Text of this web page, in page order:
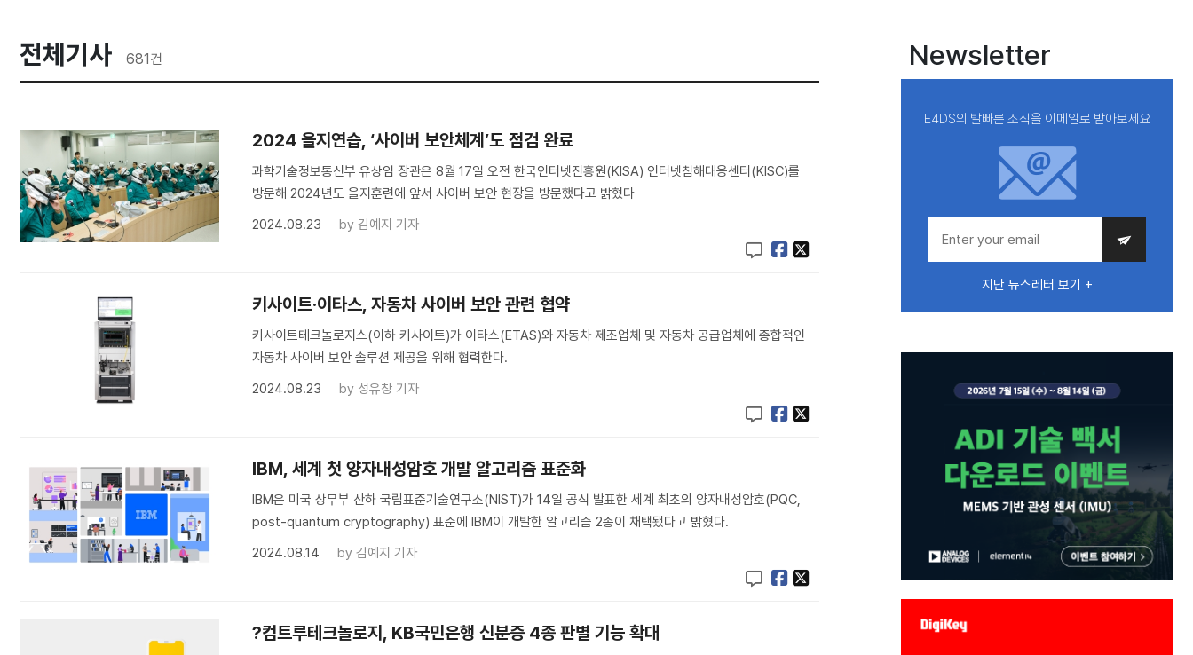
전체기사 681 건
2024 을지연습, ‘사이버 보안체계’도 점검 완료
과학기술정보통신부 유상임 장관은 8월 17일 오전 한국인터넷진흥원(KISA) 인터넷침해대응센터(KISC)를
방문해 2024년도 을지훈련에 앞서 사이버 보안 현장을 방문했다고 밝혔다
2024.08.23
by김예지 기자
키사이트·이타스, 자동차 사이버 보안 관련 협약
키사이트테크놀로지스(이하 키사이트)가 이타스(ETAS)와 자동차 제조업체 및 자동차 공급업체에 종합적인
자동차 사이버 보안 솔루션 제공을 위해 협력한다.
2024.08.23
by 성유창 기자
IBM, 세계 첫 양자내성암호 개발 알고리즘 표준화
IBM은 미국 상무부 산하 국립표준기술연구소(NIST)가 14일 공식 발표한 세계 최초의 양자내성암호(PQC,
post-quantum cryptography) 표준에 IBM이 개발한 알고리즘 2종이 채택됐다고 밝혔다.
2024.08.14
by김예지 기자
?컴트루테크놀로지, KB국민은행 신분증 4종 판별 기능 확대
Newsletter
E4DS의 발빠른 소식을 이메일로 받아보세요
지난 뉴스레터 보기 +